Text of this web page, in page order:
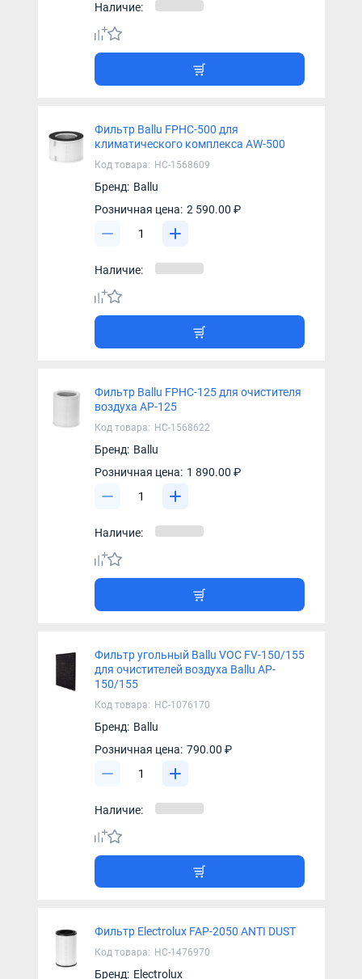
Наличие:
Фильтр Ballu FPHC-500 для
климатического комплекса AW-500
Код товара: НС-1568609
Бренд: Ballu
Розничная цена: 2 590.00 ₽
Наличие:
Фильтр Ballu FPHC-125 для очистителя
воздуха AP-125
Код товара: НС-1568622
Бренд: Ballu
Розничная цена: 1 890.00 ₽
Наличие:
Фильтр угольный Ballu VOC FV-150/155
для очистителей воздуха Ballu AP-
150/155
Код товара: НС-1076170
Бренд: Ballu
Розничная цена: 790.00 ₽
Наличие:
Фильтр Electrolux FAP-2050 ANTI DUST
Код товара: НС-1476970
Бренд: Electrolux